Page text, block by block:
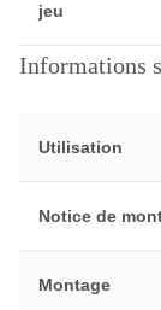
jeu
Informations
Utilisation
Notice de
Montage